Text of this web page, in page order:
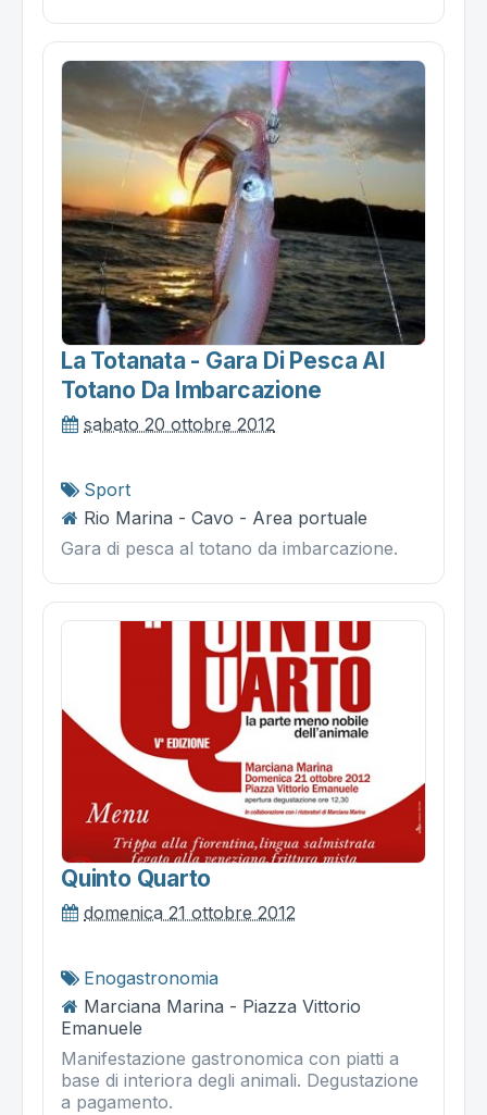
La Totanata - Gara Di Pesca Al
Totano Da Imbarcazione
sabato 20 ottobre 2012
Sport
Rio Marina - Cavo - Area portuale
Gara di pesca al totano da imbarcazione.
Quinto Quarto
domenica 21 ottobre 2012
Enogastronomia
Marciana Marina - Piazza Vittorio
Emanuele
Manifestazione gastronomica con piatti a
base di interiora degli animali. Degustazione
a pagamento.